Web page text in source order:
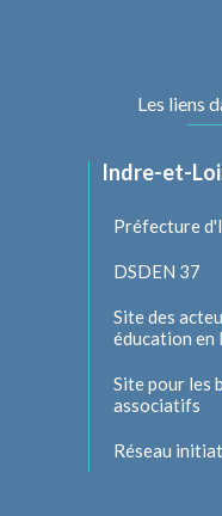
Les liens
Indre-et-
Préfecture
DSDEN 37
Site des
éducation
Site pour les
associatifs
Réseau